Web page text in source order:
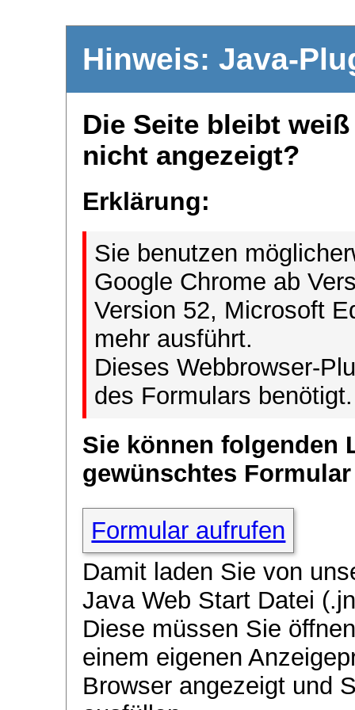
Hinweis: Java-
Die Seite bleibt
nicht angezeigt?
Erklärung:
Sie benutzen
Google Chrome ab
Version 52, Microsoft
mehr ausführt.
Dieses Webbrowser-
des Formulars benötigt.
Sie können folgenden
gewünschtes
Formular aufrufen
Damit laden Sie von
Java Web Start Datei
Diese müssen Sie
einem eigenen
Browser angezeigt und